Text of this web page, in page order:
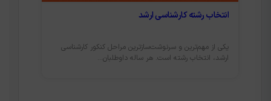
انتخاب رشته کارشناسی ارشد
یکی از مهم‌ترین و سرنوشت‌سازترین مراحل کنکور کارشناسی
ارشد، انتخاب رشته است. هر ساله داوطلبان...